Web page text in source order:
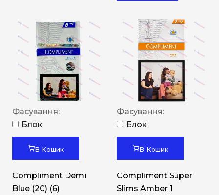
Фасування:
Блок
В Кошик
Compliment Demi
Blue (20) (6)
Фасування:
Блок
В Кошик
Compliment Super
Slims Amber 1